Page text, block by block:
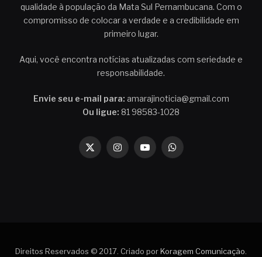
qualidade à população da Mata Sul Pernambucana. Com o
compromisso de colocar a verdade e a credibilidade em
primeiro lugar.
Aqui, você encontra notícias atualizadas com seriedade e
responsabilidade.
Envie seu e-mail para: amarajinoticia@gmail.com
Ou ligue: 81 98583-1028
X
InstagramYouTubeWhatsApp
Direitos Reservados © 2017. Criado porKoragem Comunicação.